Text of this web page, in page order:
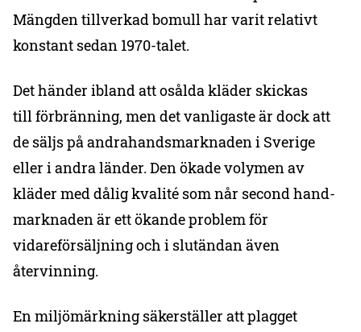
Mängden tillverkad bomull har varit relativt
konstant sedan 1970-talet.
Det händer ibland att osålda kläder skickas
till förbränning, men det vanligaste är dock att
de säljs på andrahandsmarknaden i Sverige
eller i andra länder. Den ökade volymen av
kläder med dålig kvalité som når second hand-
marknaden är ett ökande problem för
vidareförsäljning och i slutändan även
återvinning.
En miljömärkning säkerställer att plagget